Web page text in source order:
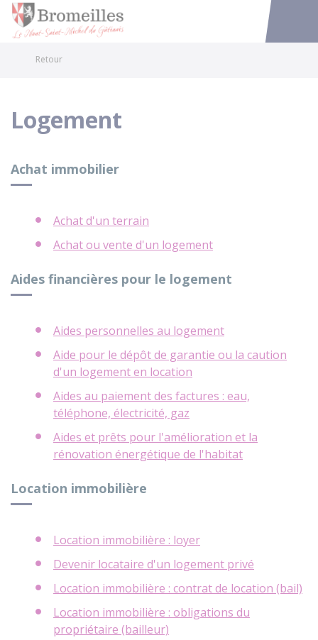
Accéder
Retour
Logement
Achat immobilier
Achat d'un terrain
Achat ou vente d'un logement
Aides financières pour le logement
Aides personnelles au logement
Aide pour le dépôt de garantie ou la caution
d'un logement en location
Aides au paiement des factures : eau,
téléphone, électricité, gaz
Aides et prêts pour l'amélioration et la
rénovation énergétique de l'habitat
Location immobilière
Location immobilière : loyer
Devenir locataire d'un logement privé
Location immobilière : contrat de location (bail)
Location immobilière : obligations du
propriétaire (bailleur)